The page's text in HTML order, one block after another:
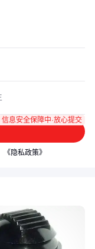
信息安全保障中·放心提交
《隐私政策》